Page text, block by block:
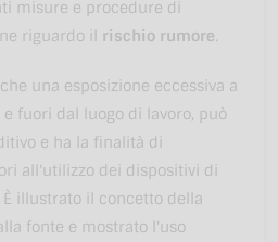
misure e procedure di
riguardo il rischio rumore
una esposizione eccessiva a
fuori dal luogo di lavoro, può
e ha la finalità di
all'utilizzo dei dispositivi di
illustrato il concetto della
fonte e mostrato l'uso